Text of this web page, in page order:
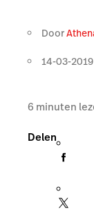
Door
14-03-2019
6 minuten
Delen